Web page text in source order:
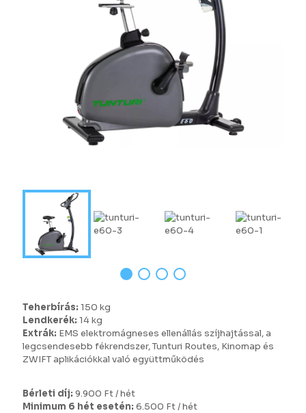
Teherbírás: 150 kg
Lendkerék: 14 kg
Extrák: EMS elektromágneses ellenállás szíjhajtással, a
legcsendesebb fékrendszer, Tunturi Routes, Kinomap és
ZWIFT aplikációkkal való együttműködés
Bérleti díj: 9.900 Ft / hét
Minimum 6 hét esetén: 6.500 Ft / hét